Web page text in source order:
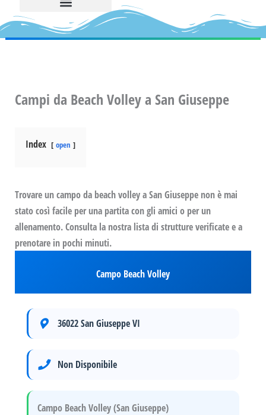
Campi da Beach Volley a San Giuseppe
Index open
Trovare un campo da beach volley a San Giuseppe non è mai
stato così facile per una partita con gli amici o per un
allenamento. Consulta la nostra lista di strutture verificate e a
prenotare in pochi minuti.
Campo Beach Volley
36022 San Giuseppe VI
Non Disponibile
Campo Beach Volley (San Giuseppe)